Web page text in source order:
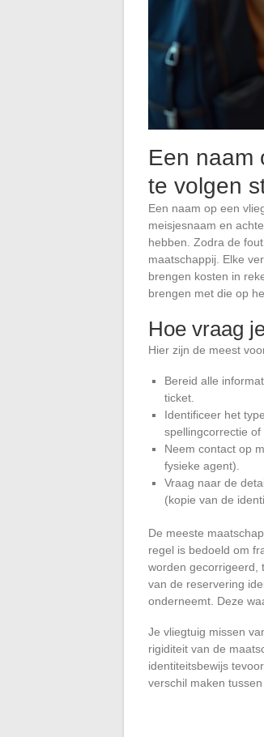
Een naam
te volgen
Een naam op een
meisjesnaam en
hebben. Zodra de
maatschappij. Elke
brengen kosten in
brengen met die op
Hoe vraag
Hier zijn de meest
Bereid alle
ticket.
Identificeer het
spellingcorrectie of
Neem contact op
fysieke agent).
Vraag naar de
(kopie van de
De meeste
regel is bedoeld om
worden gecorrigeerd,
van de reservering
onderneemt. Deze
Je vliegtuig missen
rigiditeit van de
identiteitsbewijs
verschil maken